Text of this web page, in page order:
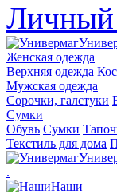
Личный
Женская одежда
Верхняя одежда
Мужская одежда
Сорочки, галстуки
Сумки
Обувь Сумки
Текстиль для дома
.
Наши